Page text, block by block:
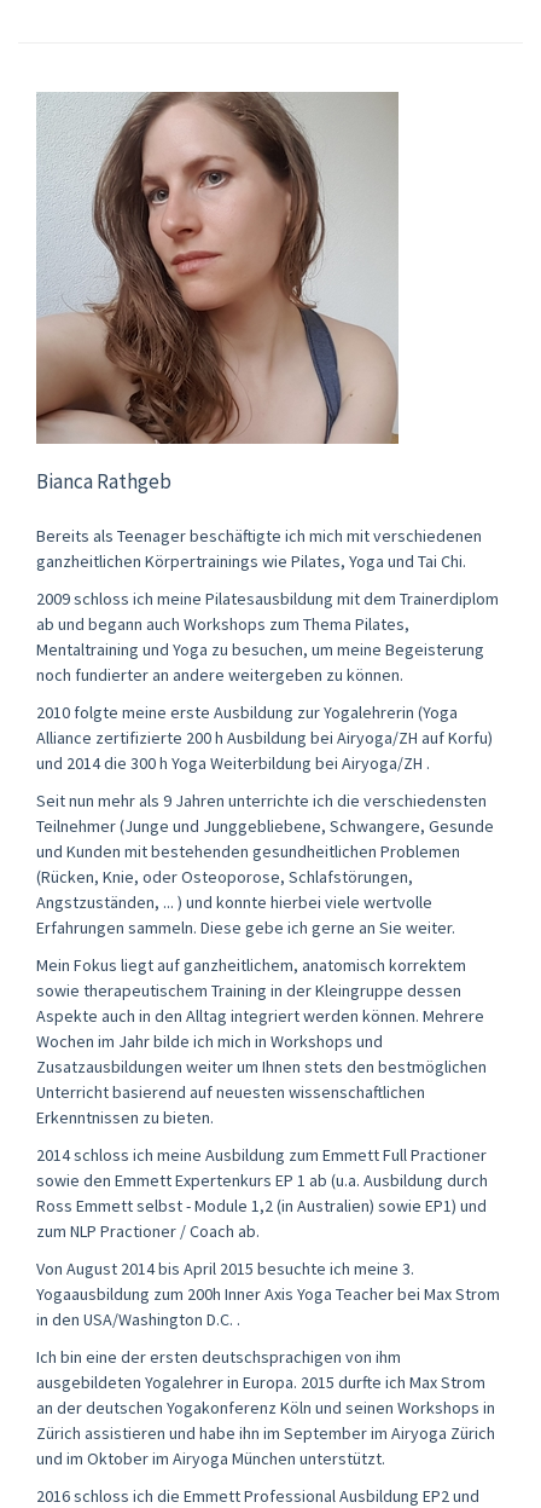
Bianca Rathgeb
Bereits als Teenager beschäftigte ich mich mit verschiedenen
ganzheitlichen Körpertrainings wie Pilates, Yoga und Tai Chi.
2009 schloss ich meine Pilatesausbildung mit dem Trainerdiplom
ab und begann auch Workshops zum Thema Pilates,
Mentaltraining und Yoga zu besuchen, um meine Begeisterung
noch fundierter an andere weitergeben zu können.
2010 folgte meine erste Ausbildung zur Yogalehrerin (Yoga
Alliance zertifizierte 200 h Ausbildung bei Airyoga/ZH auf Korfu)
und 2014 die 300 h Yoga Weiterbildung bei Airyoga/ZH .
Seit nun mehr als 9 Jahren unterrichte ich die verschiedensten
Teilnehmer (Junge und Junggebliebene, Schwangere, Gesunde
und Kunden mit bestehenden gesundheitlichen Problemen
(Rücken, Knie, oder Osteoporose, Schlafstörungen,
Angstzuständen, ... ) und konnte hierbei viele wertvolle
Erfahrungen sammeln. Diese gebe ich gerne an Sie weiter.
Mein Fokus liegt auf ganzheitlichem, anatomisch korrektem
sowie therapeutischem Training in der Kleingruppe dessen
Aspekte auch in den Alltag integriert werden können. Mehrere
Wochen im Jahr bilde ich mich in Workshops und
Zusatzausbildungen weiter um Ihnen stets den bestmöglichen
Unterricht basierend auf neuesten wissenschaftlichen
Erkenntnissen zu bieten.
2014 schloss ich meine Ausbildung zum Emmett Full Practioner
sowie den Emmett Expertenkurs EP 1 ab (u.a. Ausbildung durch
Ross Emmett selbst - Module 1,2 (in Australien) sowie EP1) und
zum NLP Practioner / Coach ab.
Von August 2014 bis April 2015 besuchte ich meine 3.
Yogaausbildung zum 200h Inner Axis Yoga Teacher bei Max Strom
in den USA/Washington D.C. .
Ich bin eine der ersten deutschsprachigen von ihm
ausgebildeten Yogalehrer in Europa. 2015 durfte ich Max Strom
an der deutschen Yogakonferenz Köln und seinen Workshops in
Zürich assistieren und habe ihn im September im Airyoga Zürich
und im Oktober im Airyoga München unterstützt.
2016 schloss ich die Emmett Professional Ausbildung EP2 und